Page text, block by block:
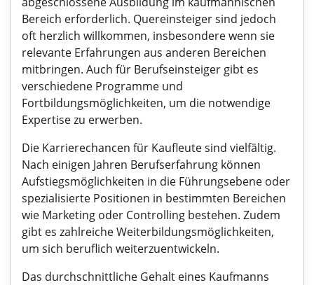
Bereich erforderlich. Quereinsteiger sind jedoch
oft herzlich willkommen, insbesondere wenn sie
relevante Erfahrungen aus anderen Bereichen
mitbringen. Auch für Berufseinsteiger gibt es
verschiedene Programme und
Fortbildungsmöglichkeiten, um die notwendige
Expertise zu erwerben.
Die Karrierechancen für Kaufleute sind vielfältig.
Nach einigen Jahren Berufserfahrung können
Aufstiegsmöglichkeiten in die Führungsebene oder
spezialisierte Positionen in bestimmten Bereichen
wie Marketing oder Controlling bestehen. Zudem
gibt es zahlreiche Weiterbildungsmöglichkeiten,
um sich beruflich weiterzuentwickeln.
Das durchschnittliche Gehalt eines Kaufmanns